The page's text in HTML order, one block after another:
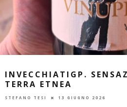
INVECCHIATIGP.
TERRA ETNEA
STEFANO TESI 13 GIUGNO 2026